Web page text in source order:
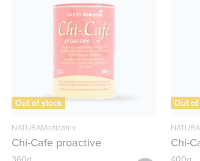
Out of stock
NATURAMedicatrix
Chi-Cafe proactive
Out
Chi-